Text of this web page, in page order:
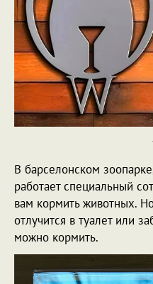
В барселонском
работает специальный
вам кормить животных.
отлучится в туалет или
можно кормить.